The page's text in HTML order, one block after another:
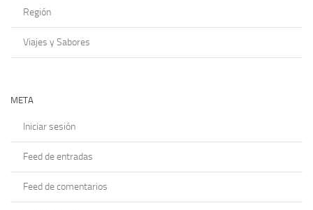
Región
Viajes y Sabores
META
Iniciar sesión
Feed de entradas
Feed de comentarios